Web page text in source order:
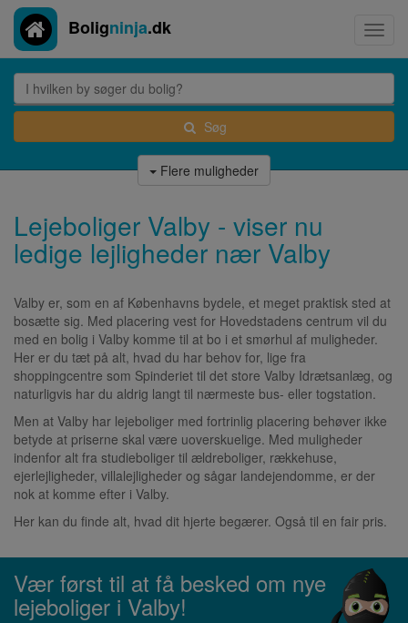
Boligninja.dk
Søg
Flere muligheder
Lejeboliger Valby - viser nu
ledige lejligheder nær Valby
Valby er, som en af Københavns bydele, et meget praktisk sted at
bosætte sig. Med placering vest for Hovedstadens centrum vil du
med en bolig i Valby komme til at bo i et smørhul af muligheder.
Her er du tæt på alt, hvad du har behov for, lige fra
shoppingcentre som Spinderiet til det store Valby Idrætsanlæg, og
naturligvis har du aldrig langt til nærmeste bus- eller togstation.
Men at Valby har lejeboliger med fortrinlig placering behøver ikke
betyde at priserne skal være uoverskuelige. Med muligheder
indenfor alt fra studieboliger til ældreboliger, rækkehuse,
ejerlejligheder, villalejligheder og sågar landejendomme, er der
nok at komme efter i Valby.
Her kan du finde alt, hvad dit hjerte begærer. Også til en fair pris.
Vær først til at få besked om nye
lejeboliger i Valby!